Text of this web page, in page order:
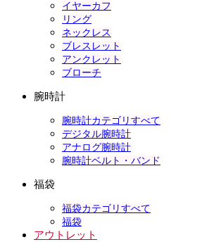
イヤーカフ
リング
ネックレス
ブレスレット
アンクレット
ブローチ
腕時計
腕時計カテゴリすべて
デジタル腕時計
アナログ腕時計
腕時計ベルト・バンド
福袋
福袋カテゴリすべて
福袋
アウトレット